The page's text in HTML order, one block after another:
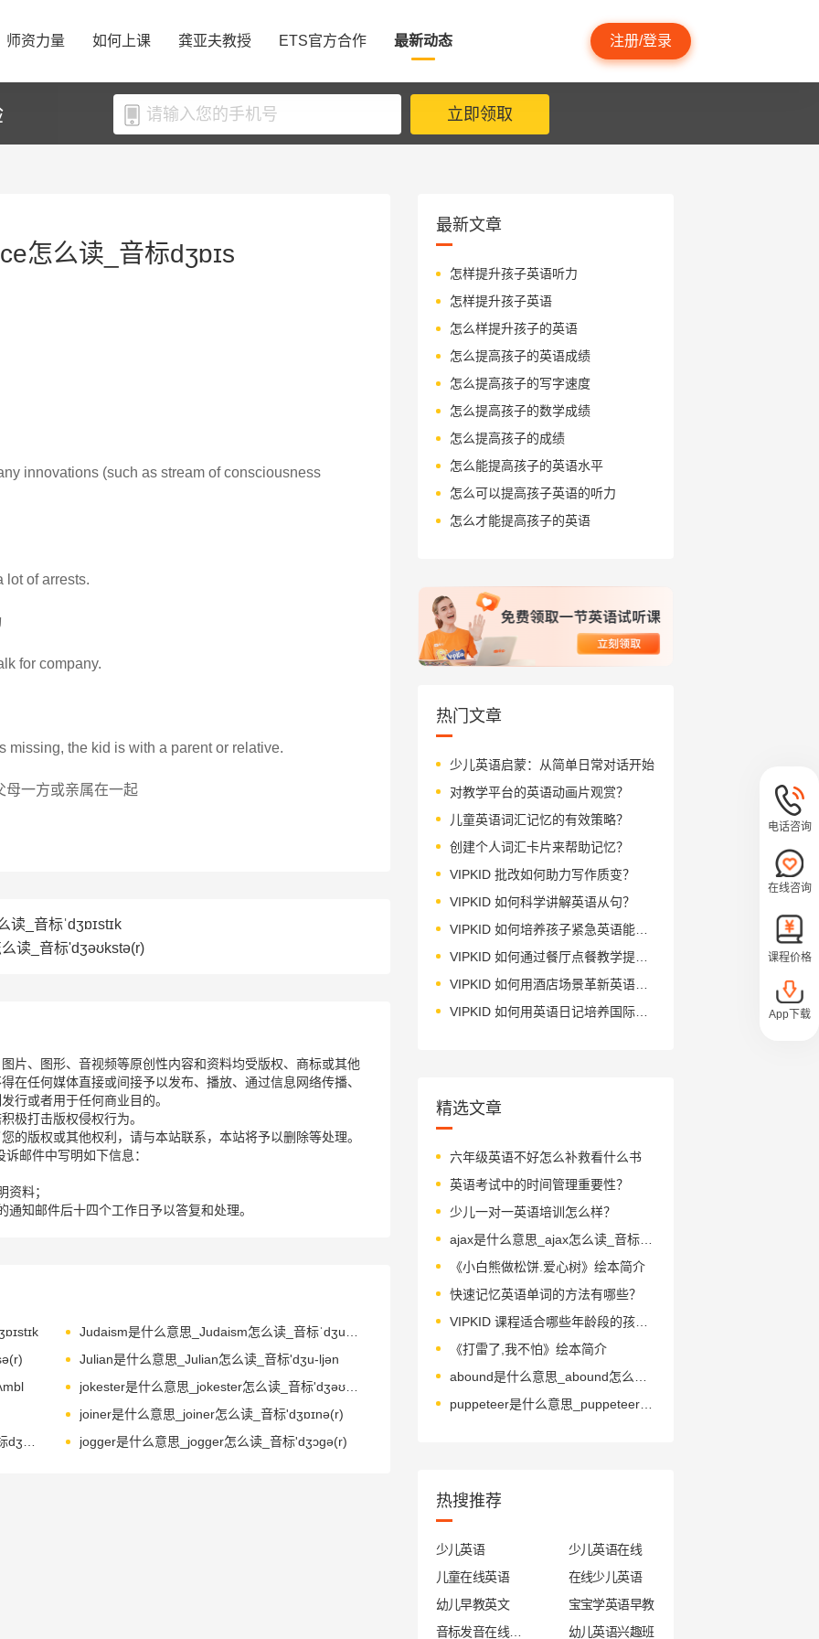
师资力量 如何上课 龚亚夫教授 ETS官方合作 最新动态 注册/登录
立即领取
怎么读_音标dʒɒɪs
innovations (such as stream of consciousness
lot of arrests.
for company.
missing, the kid is with a parent or relative.
母一方或亲属在一起
_音标ˈdʒɒɪstɪk
读_音标'dʒəʊkstə(r)
片、图形、音视频等原创性内容和资料均受版权、商标或其他
在任何媒体直接或间接予以发布、播放、通过信息网络传播、
行或者用于任何商业目的。
极打击版权侵权行为。
的版权或其他权利，请与本站联系，本站将予以删除等处理。
邮件中写明如下信息：
料；
知邮件后十四个工作日予以答复和处理。
Julian是什么意思_Julian怎么读_音标'dʒu-ljәn
jokester是什么意思_jokester怎么读_音标'dʒəʊkstə(r)
joiner是什么意思_joiner怎么读_音标'dʒɒɪnə(r)
jogger是什么意思_jogger怎么读_音标'dʒɔɡә(r)
最新文章
怎样提升孩子英语听力
怎样提升孩子英语
怎么样提升孩子的英语
怎么提高孩子的英语成绩
怎么提高孩子的写字速度
怎么提高孩子的数学成绩
怎么提高孩子的成绩
怎么能提高孩子的英语水平
怎么可以提高孩子英语的听力
怎么才能提高孩子的英语
热门文章
少儿英语启蒙：从简单日常对话开始
对教学平台的英语动画片观赏？
儿童英语词汇记忆的有效策略？
创建个人词汇卡片来帮助记忆？
VIPKID 批改如何助力写作质变？
VIPKID 如何科学讲解英语从句？
VIPKID 如何培养孩子紧急英语能力？
VIPKID 如何通过餐厅点餐教学提升少儿英语应用能力？
VIPKID 如何用酒店场景革新英语教学？
VIPKID 如何用英语日记培养国际化人才？
精选文章
六年级英语不好怎么补救看什么书
英语考试中的时间管理重要性？
少儿一对一英语培训怎么样？
ajax是什么意思_ajax怎么读_音标ˈeɪˌdʒæks
《小白熊做松饼.爱心树》绘本简介
快速记忆英语单词的方法有哪些？
VIPKID 课程适合哪些年龄段的孩子？
《打雷了,我不怕》绘本简介
puppeteer是什么意思_puppeteer怎么读_音标.pʌpi'tiә
热搜推荐
少儿英语
少儿英语在线
儿童在线英语
在线少儿英语
幼儿早教英文
宝宝学英语早教
幼儿英语兴趣班
电话咨询
在线咨询
课程价格
App下载